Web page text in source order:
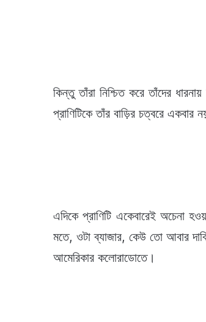
কিন্তু তাঁরা নিশ্চিত করে তাঁদের
প্রাণিটিকে তাঁর বাড়ির চত্বরে একবার
এদিকে প্রাণিটি একেবারেই অচেনা
মতে, ওটা ব্যাজার, কেউ তো আবার
আমেরিকার কলোরাডোতে।